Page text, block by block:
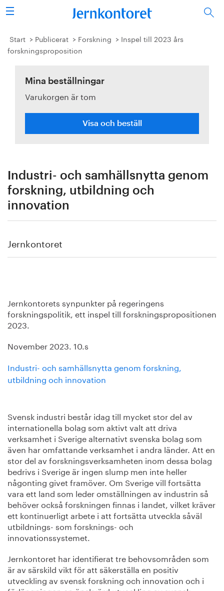
Sök
Stålindustrin
Forskning/utbildning
Energi/miljö
Vi tycker
Bildbank
Om oss
Start Publicerat Forskning
Inspel till 2023 års
forskningsproposition
Mina beställningar
Varukorgen är tom
Visa och beställ
Industri- och samhällsnytta genom
forskning, utbildning och
innovation
Jernkontoret
Jernkontorets synpunkter på regeringens
forskningspolitik, ett inspel till forskningspropositionen
2023.
November 2023. 10.s
Industri- och samhällsnytta genom forskning,
utbildning och innovation
Svensk industri består idag till mycket stor del av
internationella bolag som aktivt valt att driva
verksamhet i Sverige alternativt svenska bolag som
även har omfattande verksamhet i andra länder. Att en
stor del av forskningsverksamheten inom dessa bolag
bedrivs i Sverige är ingen slump men inte heller
någonting givet framöver. Om Sverige vill fortsätta
vara ett land som leder omställningen av industrin så
behöver också forskningen finnas i landet, vilket kräver
ett kontinuerligt arbete i att fortsätta utveckla såväl
utbildnings- som forsknings- och
innovationssystemet.
Jernkontoret har identifierat tre behovsområden som
är av särskild vikt för att säkerställa en positiv
utveckling av svensk forskning och innovation och i